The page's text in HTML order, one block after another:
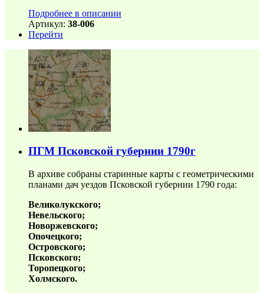
Подробнее в описании
Артикул: 38-006
Перейти
ПГМ Псковской губернии 1790г
В архиве собраны старинные карты с геометрическими
планами дач уездов Псковской губернии 1790 года:
Великолукского;
Невельского;
Новоржевского;
Опочецкого;
Островского;
Псковского;
Торопецкого;
Холмского.